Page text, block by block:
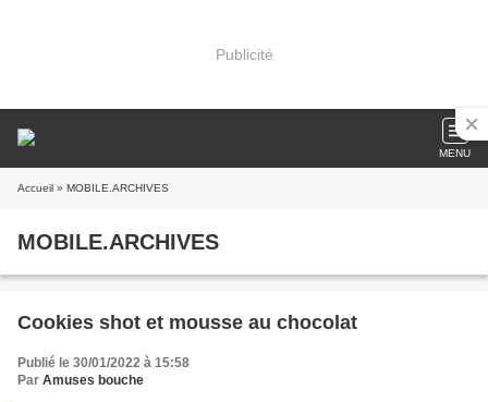
Publicité
MENU
Accueil » MOBILE.ARCHIVES
MOBILE.ARCHIVES
Cookies shot et mousse au chocolat
Publié le 30/01/2022 à 15:58
Par Amuses bouche